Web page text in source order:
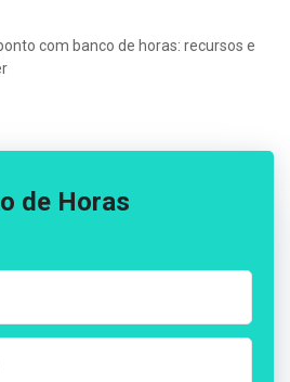
com banco de horas: recursos e
de Horas